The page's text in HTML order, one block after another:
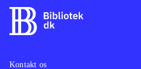
Kontakt os